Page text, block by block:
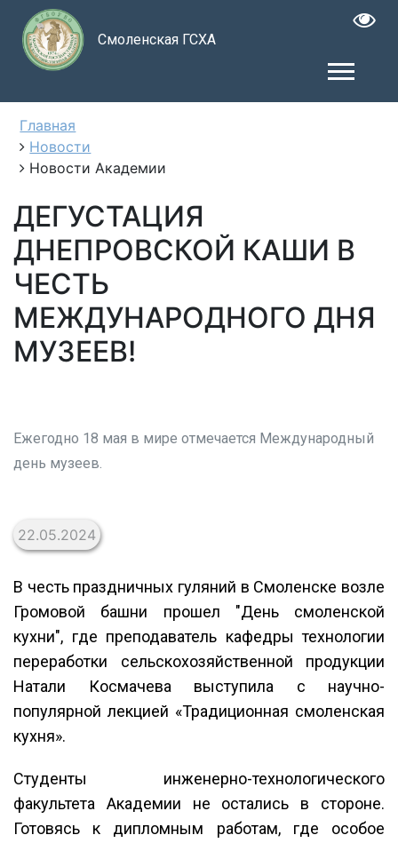
Смоленская ГСХА
Главная
Новости
Новости Академии
ДЕГУСТАЦИЯ
ДНЕПРОВСКОЙ КАШИ В
ЧЕСТЬ
МЕЖДУНАРОДНОГО ДНЯ
МУЗЕЕВ!
Ежегодно 18 мая в мире отмечается Международный
день музеев.
22.05.2024
В честь праздничных гуляний в Смоленске возле
Громовой башни прошел "День смоленской
кухни", где преподаватель кафедры технологии
переработки сельскохозяйственной продукции
Натали Космачева выступила с научно-
популярной лекцией «Традиционная смоленская
кухня».
Студенты инженерно-технологического
факультета Академии не остались в стороне.
Готовясь к дипломным работам, где особое